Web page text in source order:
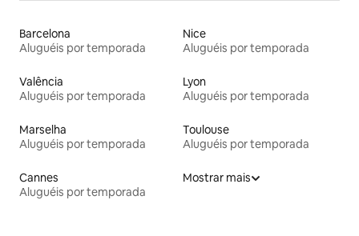
Barcelona
Aluguéis por temporada
Nice
Aluguéis por temporada
Valência
Aluguéis por temporada
Lyon
Aluguéis por temporada
Marselha
Aluguéis por temporada
Toulouse
Aluguéis por temporada
Cannes
Aluguéis por temporada
Mostrar mais